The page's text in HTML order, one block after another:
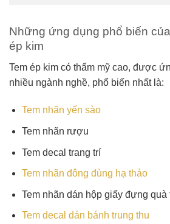
Những ứng dụng phổ biến
ép kim
Tem ép kim có thẩm mỹ cao, được
nhiều ngành nghề, phổ biến nhất là:
Tem nhãn yến sào
Tem nhãn rượu
Tem decal trang trí
Tem nhãn đông đùng hạ thảo
Tem nhãn dán hộp giấy đựng quà
Tem decal dán bánh trung thu